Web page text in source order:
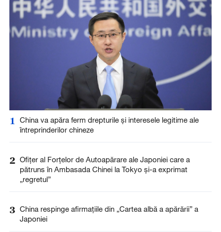
1
China va apăra ferm drepturile și interesele legitime ale
întreprinderilor chineze
2 Ofițer al Forțelor de Autoapărare ale Japoniei care a
pătruns în Ambasada Chinei la Tokyo și-a exprimat
„regretul”
3 China respinge afirmațiile din „Cartea albă a apărării” a
Japoniei